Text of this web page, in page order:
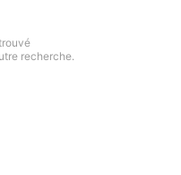
recherche.